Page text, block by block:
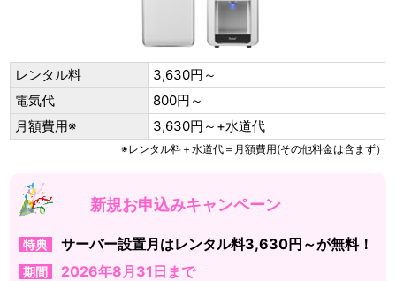
レンタル料
3,630円～
電気代
800円～
月額費用※
3,630円～+水道代
※レンタル料＋水道代＝月額費用(その他料金は含まず）
新規お申込みキャンペーン
特典 サーバー設置月はレンタル料3,630円～が無料！
期間 2026年8月31日まで